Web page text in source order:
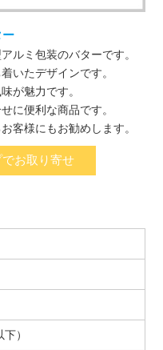
ー
ルミ包装のバターです。
いたデザインです。
が魅力です。
に便利な商品です。
客様にもお勧めします。
お取り寄せ
）